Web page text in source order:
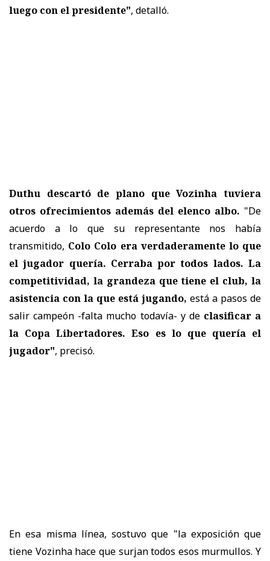
luego con el presidente", detalló.
Duthu descartó de plano que Vozinha tuviera
otros ofrecimientos además del elenco albo. "De
acuerdo a lo que su representante nos había
transmitido, Colo Colo era verdaderamente lo que
el jugador quería. Cerraba por todos lados. La
competitividad, la grandeza que tiene el club, la
asistencia con la que está jugando, está a pasos de
salir campeón -falta mucho todavía- y de clasificar a
la Copa Libertadores. Eso es lo que quería el
jugador", precisó.
En esa misma línea, sostuvo que "la exposición que
tiene Vozinha hace que surjan todos esos murmullos. Y